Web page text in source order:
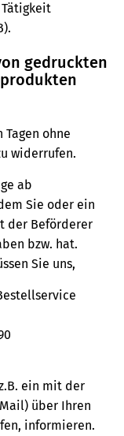
gedruckten
ohne
widerrufen.
ab
Sie oder ein
der Beförderer
bzw. hat.
Sie uns,
ein mit der
über Ihren
informieren.